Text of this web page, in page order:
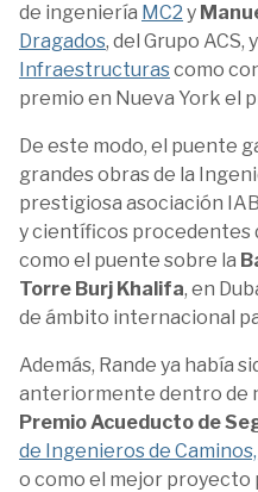
de ingeniería MC2 y
Dragados, del Grupo ACS, y
Infraestructurascomo
premio en Nueva York el
De este modo, el puente
grandes obras de la
prestigiosa asociación
y científicos procedentes
como el puente sobre la
Torre Burj Khalifa, en
de ámbito internacional
Además, Rande ya había
anteriormente dentro de
Premio Acueducto de
de Ingenieros de
o como el mejor proyecto